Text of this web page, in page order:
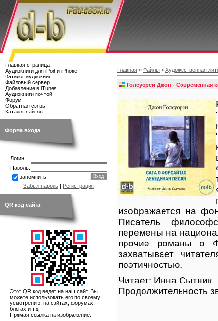
Главная страница
Аудиокниги для iPod и iPhone
Каталог аудиокниг
Файловый сервер
Добавление в iTunes
Аудиокниги почтой
Форум
Обратная связь
Каталог сайтов
Форма входа
Логин:
Пароль:
запомнить
Забыл пароль | Регистрация
QR код сайта
Этот QR код ведет на наш сайт. Вы
можете использовать его по своему
усмотрению, на сайтах, форумах,
блогах и т.д.
Прямая ссылка на изображение:
Главная » Файлы » Художественная
Голсуорси Джон - Современная
изображается на
Писатель
перемены на
прочие романы о
захватывает
поэтичностью.
Читает: Инна Сытник
Продолжительность